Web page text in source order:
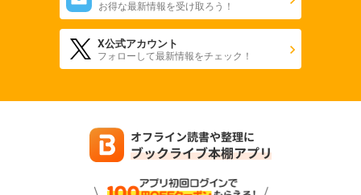
お得な最新情報を受け取ろう！
X公式アカウント
フォローして最新情報をチェック！